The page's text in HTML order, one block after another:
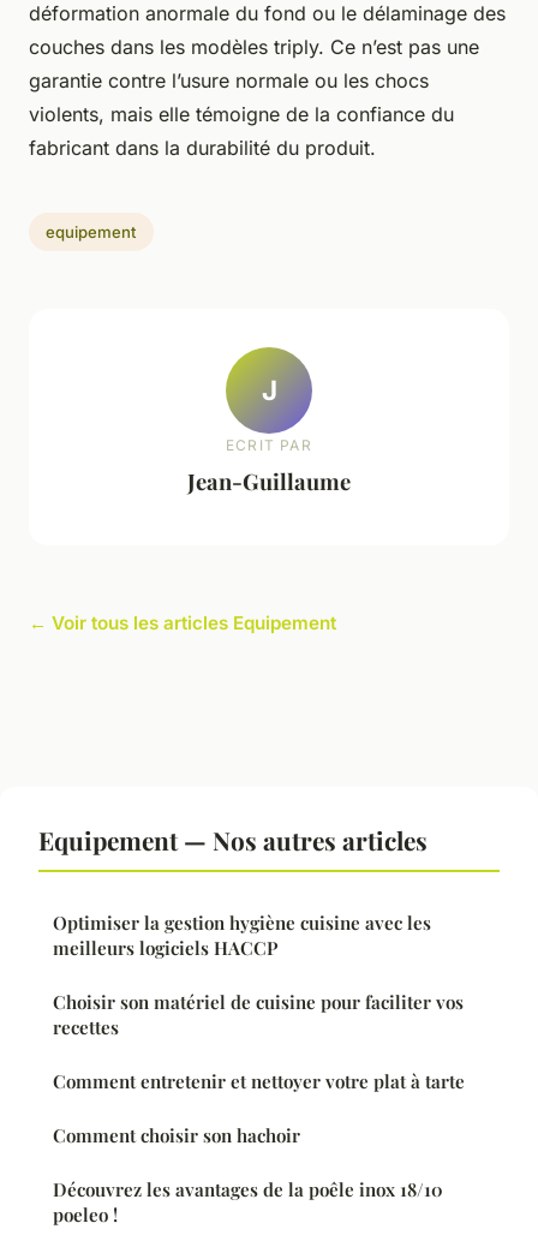
déformation anormale du fond ou le délaminage des
couches dans les modèles triply. Ce n’est pas une
garantie contre l’usure normale ou les chocs
violents, mais elle témoigne de la confiance du
fabricant dans la durabilité du produit.
equipement
J
ECRIT PAR
Jean-Guillaume
← Voir tous les articles Equipement
Equipement — Nos autres articles
Optimiser la gestion hygiène cuisine avec les
meilleurs logiciels HACCP
Choisir son matériel de cuisine pour faciliter vos
recettes
Comment entretenir et nettoyer votre plat à tarte
Comment choisir son hachoir
Découvrez les avantages de la poêle inox 18/10
poeleo !